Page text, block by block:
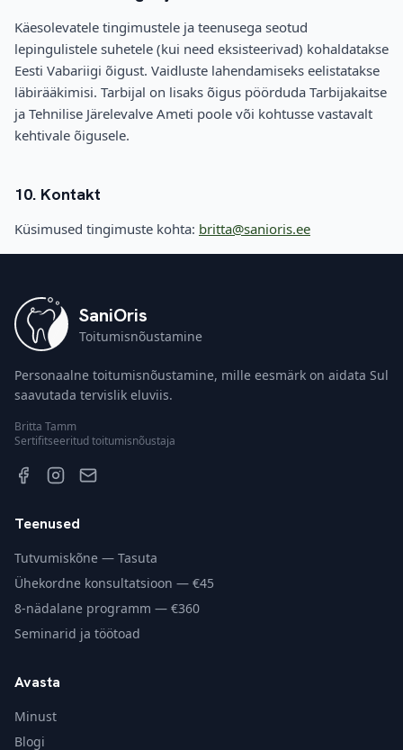
Käesolevatele tingimustele ja teenusega seotud
lepingulistele suhetele (kui need eksisteerivad) kohaldatakse
Eesti Vabariigi õigust. Vaidluste lahendamiseks eelistatakse
läbirääkimisi. Tarbijal on lisaks õigus pöörduda Tarbijakaitse
ja Tehnilise Järelevalve Ameti poole või kohtusse vastavalt
kehtivale õigusele.
10. Kontakt
Küsimused tingimuste kohta: britta@sanioris.ee
SaniOris
Toitumisnõustamine
Personaalne toitumisnõustamine, mille eesmärk on aidata Sul
saavutada tervislik eluviis.
Britta Tamm
Sertifitseeritud toitumisnõustaja
Teenused
Tutvumiskõne — Tasuta
Ühekordne konsultatsioon — €45
8-nädalane programm — €360
Seminarid ja töötoad
Avasta
Minust
Blogi